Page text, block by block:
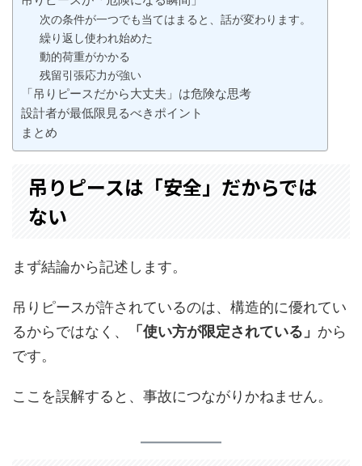
次の条件が一つでも当てはまると、話が変わります。
繰り返し使われ始めた
動的荷重がかかる
残留引張応力が強い
「吊りピースだから大丈夫」は危険な思考
設計者が最低限見るべきポイント
まとめ
吊りピースは「安全」だからでは
ない
まず結論から記述します。
吊りピースが許されているのは、構造的に優れてい
るからではなく、
「使い方が限定されている」 から
です。
ここを誤解すると、事故につながりかねません。